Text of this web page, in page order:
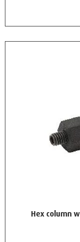
Hex column